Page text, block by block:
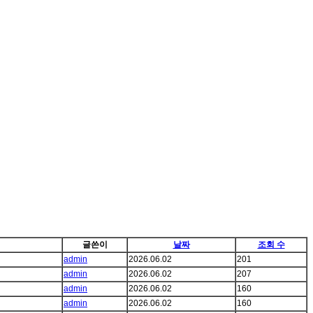
글쓴이 날짜
조회 수
admin
2026.06.02
201
admin
2026.06.02
207
admin
2026.06.02
160
admin
2026.06.02 160